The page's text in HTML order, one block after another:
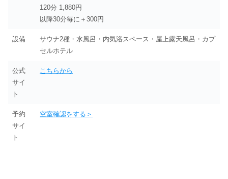
120分 1,880円
以降30分毎に＋300円
設備
サウナ2種・水風呂・内気浴スペース・屋上露天風呂・カプ
セルホテル
公式
サイ
ト
こちらから
予約
サイ
ト
空室確認をする＞